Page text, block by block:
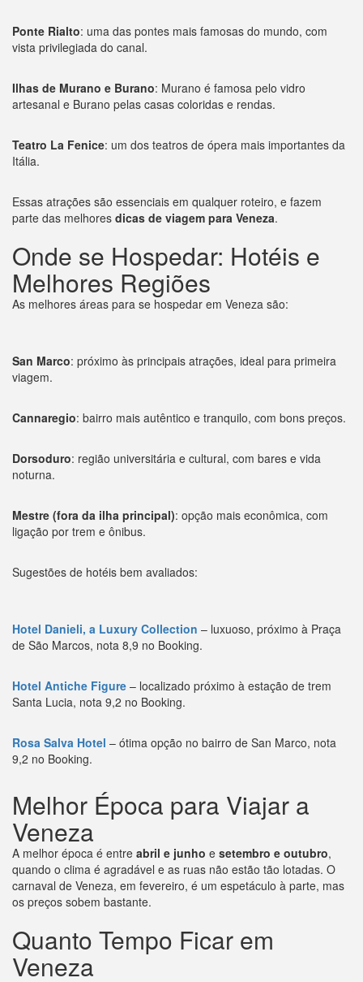
Ponte Rialto: uma das pontes mais famosas do mundo, com
vista privilegiada do canal.
Ilhas de Murano e Burano: Murano é famosa pelo vidro
artesanal e Burano pelas casas coloridas e rendas.
Teatro La Fenice: um dos teatros de ópera mais importantes da
Itália.
Essas atrações são essenciais em qualquer roteiro, e fazem
parte das melhores dicas de viagem para Veneza.
Onde se Hospedar: Hotéis e
Melhores Regiões
As melhores áreas para se hospedar em Veneza são:
San Marco: próximo às principais atrações, ideal para primeira
viagem.
Cannaregio: bairro mais autêntico e tranquilo, com bons preços.
Dorsoduro: região universitária e cultural, com bares e vida
noturna.
Mestre (fora da ilha principal): opção mais econômica, com
ligação por trem e ônibus.
Sugestões de hotéis bem avaliados:
Hotel Danieli, a Luxury Collection – luxuoso, próximo à Praça
de São Marcos, nota 8,9 no Booking.
Hotel Antiche Figure – localizado próximo à estação de trem
Santa Lucia, nota 9,2 no Booking.
Rosa Salva Hotel – ótima opção no bairro de San Marco, nota
9,2 no Booking.
Melhor Época para Viajar a
Veneza
A melhor época é entre abril e junho e setembro e outubro,
quando o clima é agradável e as ruas não estão tão lotadas. O
carnaval de Veneza, em fevereiro, é um espetáculo à parte, mas
os preços sobem bastante.
Quanto Tempo Ficar em
Veneza